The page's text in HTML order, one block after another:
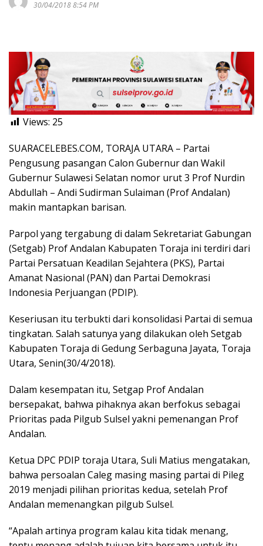
30/04/2018 8:54 PM
Views: 25
SUARACELEBES.COM, TORAJA UTARA – Partai
Pengusung pasangan Calon Gubernur dan Wakil
Gubernur Sulawesi Selatan nomor urut 3 Prof Nurdin
Abdullah – Andi Sudirman Sulaiman (Prof Andalan)
makin mantapkan barisan.
Parpol yang tergabung di dalam Sekretariat Gabungan
(Setgab) Prof Andalan Kabupaten Toraja ini terdiri dari
Partai Persatuan Keadilan Sejahtera (PKS), Partai
Amanat Nasional (PAN) dan Partai Demokrasi
Indonesia Perjuangan (PDIP).
Keseriusan itu terbukti dari konsolidasi Partai di semua
tingkatan. Salah satunya yang dilakukan oleh Setgab
Kabupaten Toraja di Gedung Serbaguna Jayata, Toraja
Utara, Senin(30/4/2018).
Dalam kesempatan itu, Setgap Prof Andalan
bersepakat, bahwa pihaknya akan berfokus sebagai
Prioritas pada Pilgub Sulsel yakni pemenangan Prof
Andalan.
Ketua DPC PDIP toraja Utara, Suli Matius mengatakan,
bahwa persoalan Caleg masing masing partai di Pileg
2019 menjadi pilihan prioritas kedua, setelah Prof
Andalan memenangkan pilgub Sulsel.
“Apalah artinya program kalau kita tidak menang,